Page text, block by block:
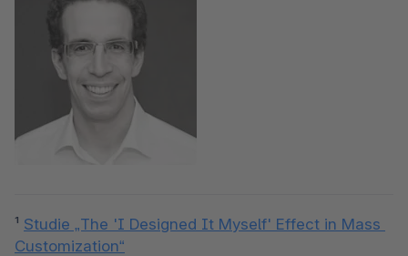
¹ Studie „The 'I Designed It Myself' Effect in Mass
Customization“